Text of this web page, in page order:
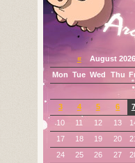
«August
Mon
Tue Wed Thu
3
4 5 6 7
10
11 12 13
17
18 19 20
24
25 26 27